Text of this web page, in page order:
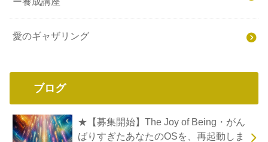
愛のギャザリング
ブログ
★【募集開始】The Joy of Being・がん
ばりすぎたあなたのOSを、再起動しま